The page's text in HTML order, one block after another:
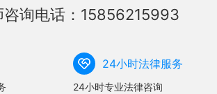
咨询电话：15856215993
24小时法律服务
24小时专业法律咨询